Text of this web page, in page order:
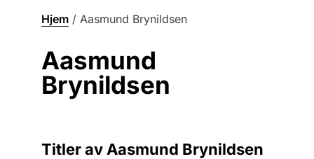
Hjem / Aasmund Brynildsen
Aasmund
Brynildsen
Titler av Aasmund Brynildsen